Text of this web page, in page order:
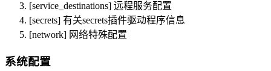
[service_destinations] 远程服务配置
[secrets] 有关secrets插件驱动程序信息
[network] 网络特殊配置
系统配置